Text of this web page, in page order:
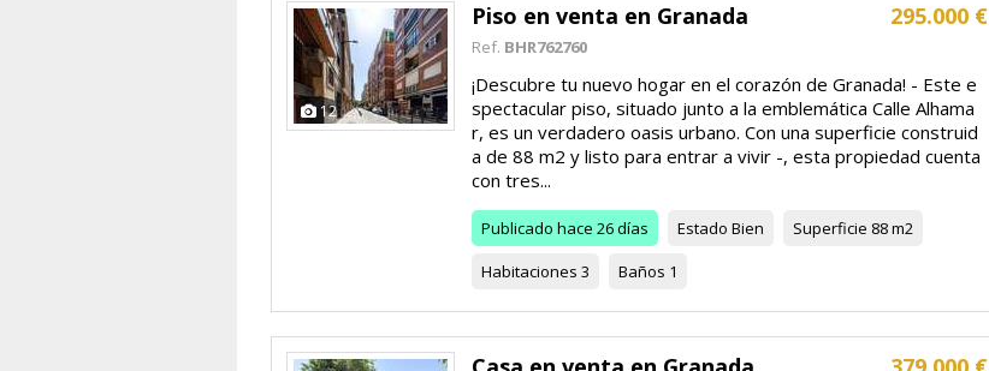
12
295.000 €
Piso en venta en Granada
Ref. BHR762760
¡Descubre tu nuevo hogar en el corazón de Granada! - Este e
spectacular piso, situado junto a la emblemática Calle Alhama
r, es un verdadero oasis urbano. Con una superficie construid
a de 88 m2 y listo para entrar a vivir -, esta propiedad cuenta
con tres...
Publicado hace 26 días Estado Bien Superficie 88 m2
Habitaciones 3 Baños 1